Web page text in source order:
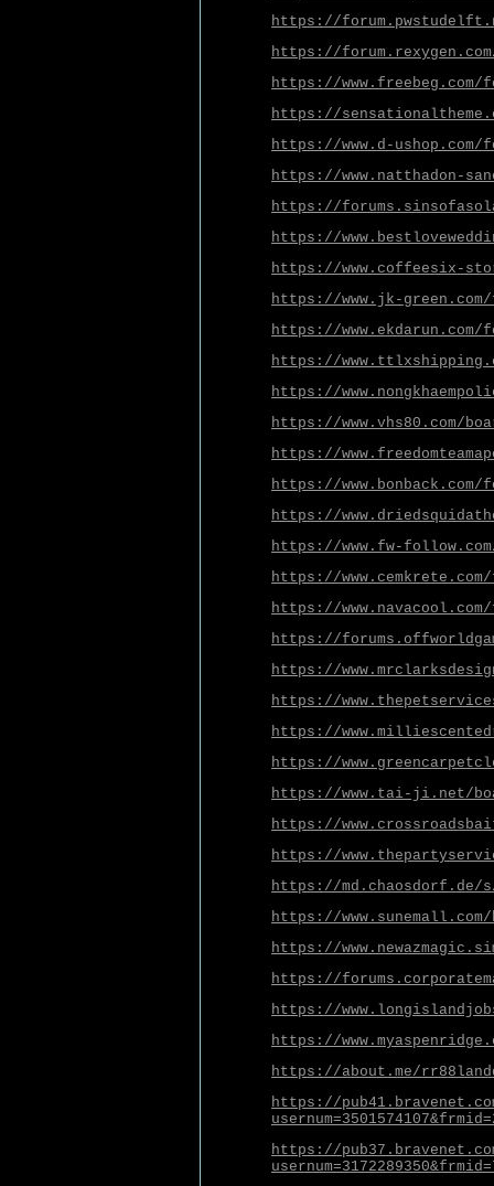
https://
https://
https://www.freebeg.com/
https://
https://www.d-
https://www.natthadon-
https://
https://
https://www.coffeesix-
https://www.jk-
https://
https://
https://
https://www.vhs80.com/
https://
https://
https://
https://www.fw-
https://
https://
https://
https://
https://
https://
https://
https://www.tai-ji.net/
https://
https://
https://md.chaosdorf.de/s/
https://
https://
https://
https://
https://
https://about.me/
https://
https://